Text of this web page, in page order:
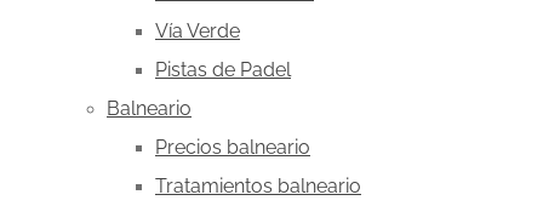
Vía Verde
Pistas de Padel
Balneario
Precios balneario
Tratamientos balneario